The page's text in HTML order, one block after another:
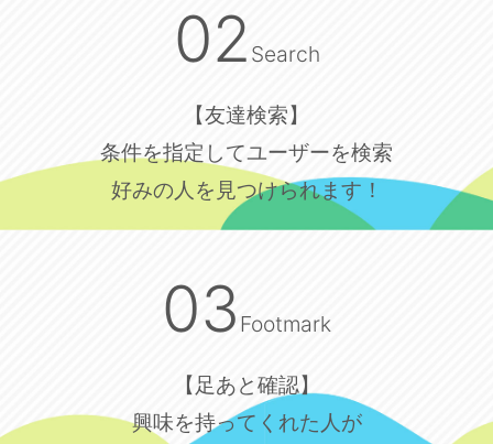
02 Search
【友達検索】
条件を指定してユーザーを検索
好みの人を見つけられます！
03 Footmark
【足あと確認】
興味を持ってくれた人が